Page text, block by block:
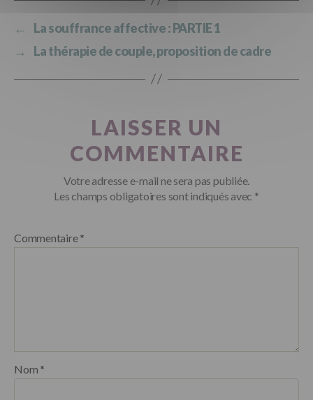
←
La souffrance affective : PARTIE 1
→
La thérapie de couple, proposition de cadre
LAISSER UN
COMMENTAIRE
Votre adresse e-mail ne sera pas publiée.
Les champs obligatoires sont indiqués avec *
Commentaire*
Nom *